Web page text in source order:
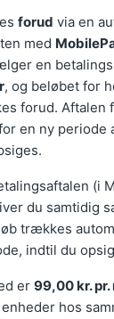
forud via en
med
en
, og beløbet for
forud. Aftalen
en ny periode
(i
du samtidig
trækkes
indtil du
er 99,00 kr.
hos